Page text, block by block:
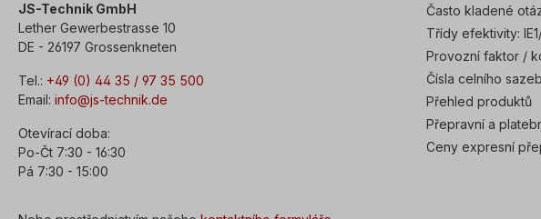
JS-Technik GmbH
Lether Gewerbestrasse 10
DE - 26197 Grossenkneten
Tel.: +49 (0) 44 35 / 97 35 500
Email: info@js-technik.de
Otevírací doba:
Po-Čt 7:30 - 16:30
Pá 7:30 - 15:00
Často kladené
Třídy efektivity:
Provozní faktor /
Čísla celního
Přehled produktů
Přepravní a
Ceny expresní